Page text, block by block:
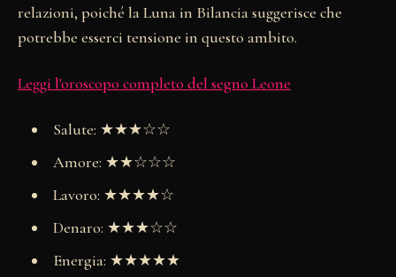
relazioni, poiché la Luna in Bilancia suggerisce che
potrebbe esserci tensione in questo ambito.
Leggi l'oroscopo completo del segno Leone
Salute: ★★★☆☆
Amore: ★★☆☆☆
Lavoro: ★★★★☆
Denaro: ★★★☆☆
Energia: ★★★★★